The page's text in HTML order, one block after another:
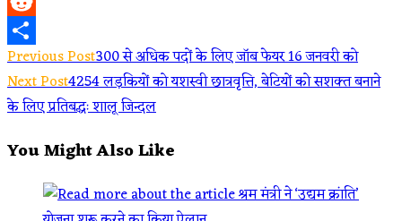
Reddit
Share
Read
more
articles
Previous Post300 से अधिक पदों के लिए जॉब फेयर 16 जनवरी को
Next Post4254 लड़कियों को यशस्वी छात्रवृत्ति, बेटियों को सशक्त बनाने
के लिए प्रतिबद्धः शालू जिन्दल
You Might Also Like